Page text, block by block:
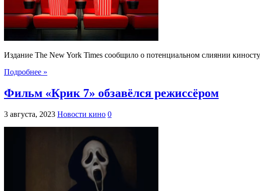
Издание The New York Times сообщило о потенциальном слиянии
Подробнее »
Фильм «Крик 7» обзавёлся режиссёром
3 августа, 2023 Новости кино 0